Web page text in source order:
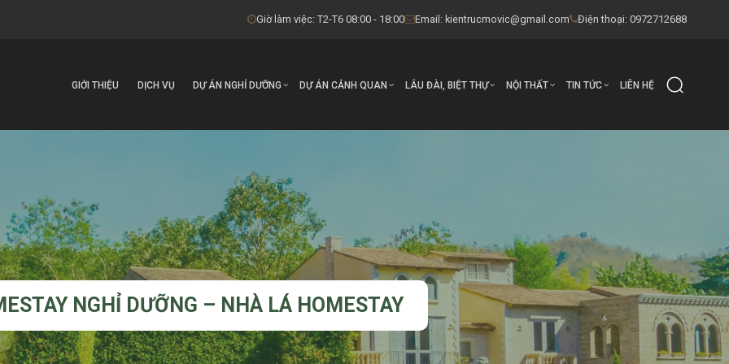
Giờ làm việc: T2-T6 08:00 - 18:00 Email: kientrucmovic@gmail.com Điện thoại: 0972712688
GIỚI THIỆU DỊCH VỤ DỰ ÁN NGHỈ DƯỠNG DỰ ÁN CẢNH QUAN LÂU ĐÀI, BIỆT THỰ NỘI THẤT TIN TỨC LIÊN HỆ
NGHỈ DƯỠNG – NHÀ LÁ HOMESTAY